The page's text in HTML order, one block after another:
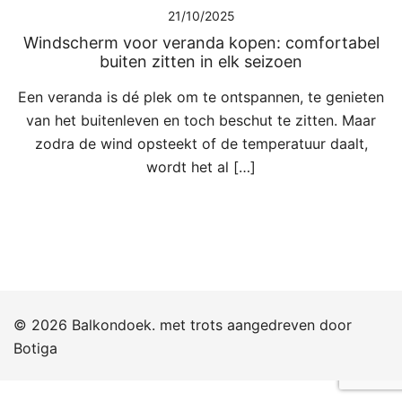
21/10/2025
Windscherm voor veranda kopen: comfortabel
buiten zitten in elk seizoen
Een veranda is dé plek om te ontspannen, te genieten
van het buitenleven en toch beschut te zitten. Maar
zodra de wind opsteekt of de temperatuur daalt,
wordt het al […]
© 2026 Balkondoek. met trots aangedreven door
Botiga